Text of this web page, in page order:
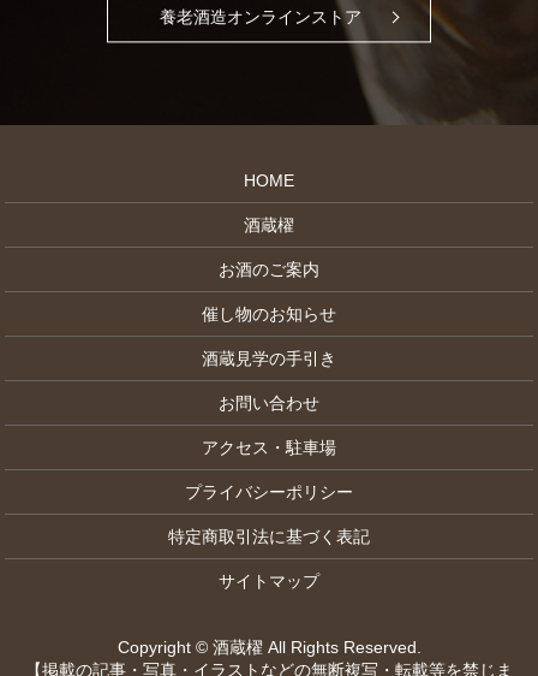
養老酒造オンラインストア
HOME
酒蔵櫂
お酒のご案内
催し物のお知らせ
酒蔵見学の手引き
お問い合わせ
アクセス・駐車場
プライバシーポリシー
特定商取引法に基づく表記
サイトマップ
Copyright © 酒蔵櫂 All Rights Reserved.
【掲載の記事・写真・イラストなどの無断複写・転載等を禁じま